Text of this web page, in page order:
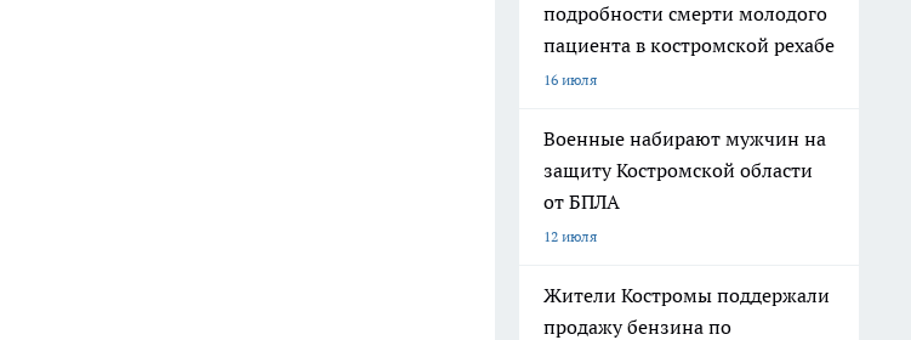
подробности смерти молодого
пациента в костромской рехабе
16 июля
Военные набирают мужчин на
защиту Костромской области
от БПЛА
12 июля
Жители Костромы поддержали
продажу бензина по